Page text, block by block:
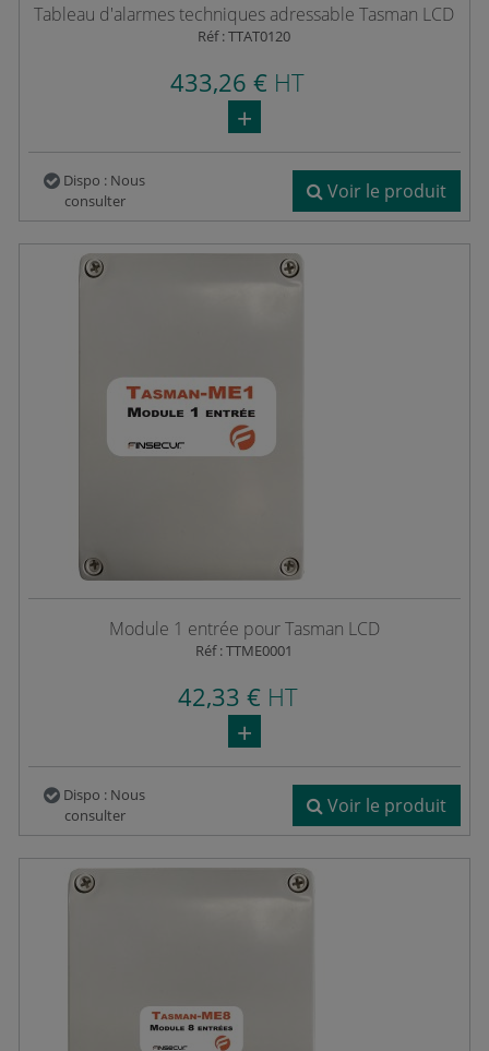
Tableau d'alarmes techniques adressable Tasman LCD
Réf : TTAT0120
433,26 € HT
Dispo : Nous
consulter
Voir le produit
Module 1 entrée pour Tasman LCD
Réf : TTME0001
42,33 €HT
Dispo : Nous
consulter
Voir le produit